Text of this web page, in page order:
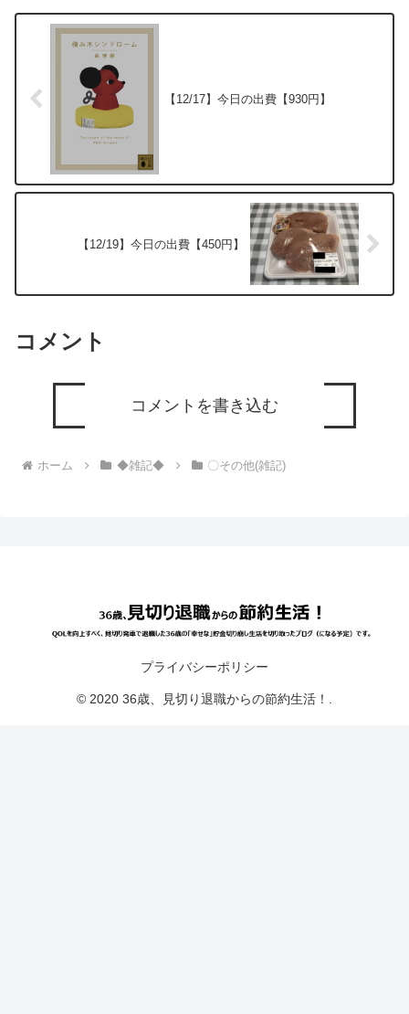
【12/17】今日の出費【930円】
【12/19】今日の出費【450円】
コメント
コメントを書き込む
ホーム ◆雑記◆ 〇その他(雑記)
プライバシーポリシー
© 2020 36歳、見切り退職からの節約生活！.